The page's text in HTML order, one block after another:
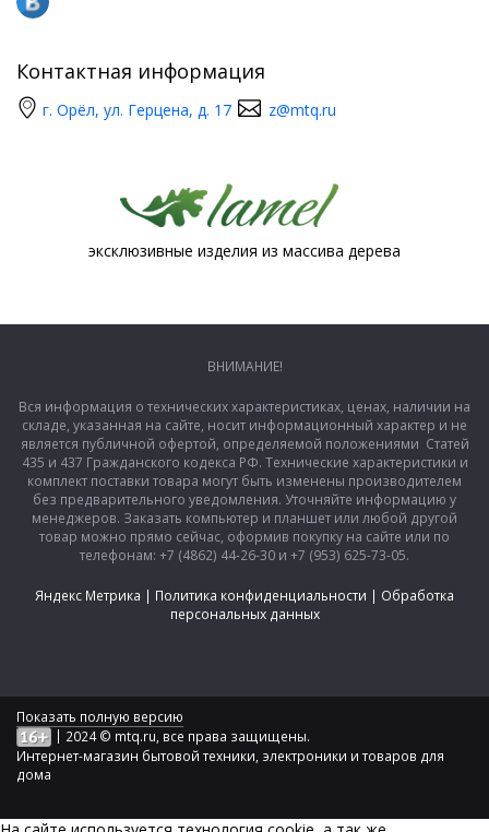
Контактная информация
г. Орёл, ул. Герцена, д. 17 z@mtq.ru
эксклюзивные изделия из массива дерева
ВНИМАНИЕ!
Вся информация о технических характеристиках, ценах, наличии на
складе, указанная на сайте, носит информационный характер и не
является публичной офертой, определяемой положениями Статей
435 и 437 Гражданского кодекса РФ. Технические характеристики и
комплект поставки товара могут быть изменены производителем
без предварительного уведомления. Уточняйте информацию у
менеджеров. Заказать компьютер и планшет или любой другой
товар можно прямо сейчас, оформив покупку на сайте или по
телефонам: +7 (4862) 44-26-30 и +7 (953) 625-73-05.
Яндекс Метрика | Политика конфиденциальности | Обработка
персональных данных
Показать полную версию
| 2024 © mtq.ru, все права защищены.
Интернет-магазин бытовой техники, электроники и товаров для
дома